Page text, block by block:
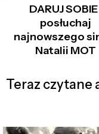
DARUJ
posłuchaj
najnowszego
Natalii MOT
Teraz czytane